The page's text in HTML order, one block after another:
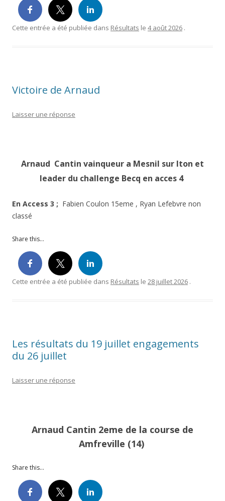
Cette entrée a été publiée dans Résultats le 4 août 2026 .
Victoire de Arnaud
Laisser une réponse
Arnaud Cantin vainqueur a Mesnil sur Iton et
leader du challenge Becq en acces 4
En Access 3 ; Fabien Coulon 15eme , Ryan Lefebvre non
classé
Share this...
Cette entrée a été publiée dans Résultats le 28 juillet 2026 .
Les résultats du 19 juillet engagements
du 26 juillet
Laisser une réponse
Arnaud Cantin 2eme de la course de
Amfreville (14)
Share this...